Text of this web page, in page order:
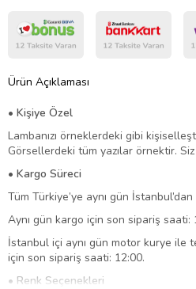
Ürün Açıklaması
• Kişiye Özel
Lambanızı örneklerdeki gibi
Görsellerdeki tüm yazılar örnektir.
• Kargo Süreci
Tüm Türkiye’ye aynı gün
Aynı gün kargo için son sipariş saati:
İstanbul içi aynı gün motor kurye ile
için son sipariş saati: 12:00.
• Renk Seçenekleri